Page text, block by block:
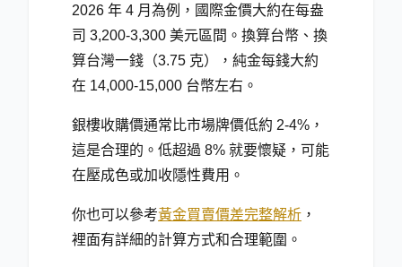
2026 年 4 月為例，國際金價大約在每盎
司 3,200-3,300 美元區間。換算台幣、換
算台灣一錢（3.75 克），純金每錢大約
在 14,000-15,000 台幣左右。
銀樓收購價通常比市場牌價低約 2-4%，
這是合理的。低超過 8% 就要懷疑，可能
在壓成色或加收隱性費用。
你也可以參考黃金買賣價差完整解析 ，
裡面有詳細的計算方式和合理範圍。